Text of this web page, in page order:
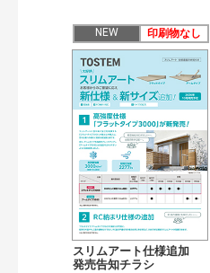
NEW 印刷物なし
スリムアート仕様追加
発売告知チラシ